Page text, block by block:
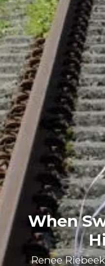
When
Renee